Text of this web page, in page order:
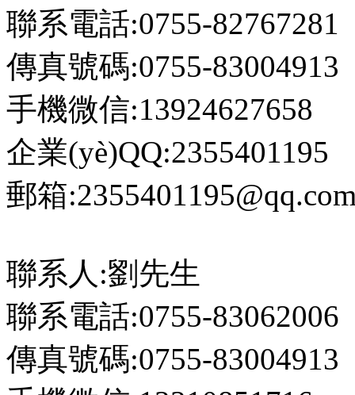
聯系電話:0755-82767281
傳真號碼:0755-83004913
手機微信:13924627658
企業(yè)QQ:2355401195
郵箱
聯系人:劉先生
聯系電話:0755-83062006
傳真號碼:0755-83004913